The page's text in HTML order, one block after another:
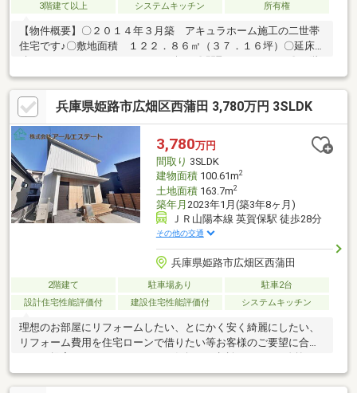
3階建て以上 システムキッチン 所有権
【物件概要】〇２０１４年３月築 アキュラホーム施工の二世帯
住宅です♪〇敷地面積 １２２．８６㎡（３７．１６坪）〇延床面
に納戸が２箇所ございます♪〇南東向きにつき、日当たり良好です
♪〇山陽電鉄網干線西飾磨駅徒歩４分〇太陽光パネル＋蓄電池設置
兵庫県姫路市広畑区西蒲田 3,780万円 3SLDK
3,780万円
間取り 3SLDK
建物面積100.61m2
土地面積163.7m2
築年月 2023年1月(築3年8ヶ月)
ＪＲ山陽本線 英賀保駅 徒歩28分
その他の交通
兵庫県姫路市広畑区西蒲田
2階建て 駐車場あり
駐車2台
設計住宅性能評価付
建設住宅性能評価付 システムキッチン
理想のお部屋にリフォームしたい、とにかく安く綺麗にしたい、
リフォーム費用を住宅ローンで借りたい等お客様のご要望に合わ
ビング広々18.8帖で開放感抜群♪■前面道路6ｍでお車の出し入れも
楽々■大容量4.5帖のWIC！一度、実際にご覧になってみません